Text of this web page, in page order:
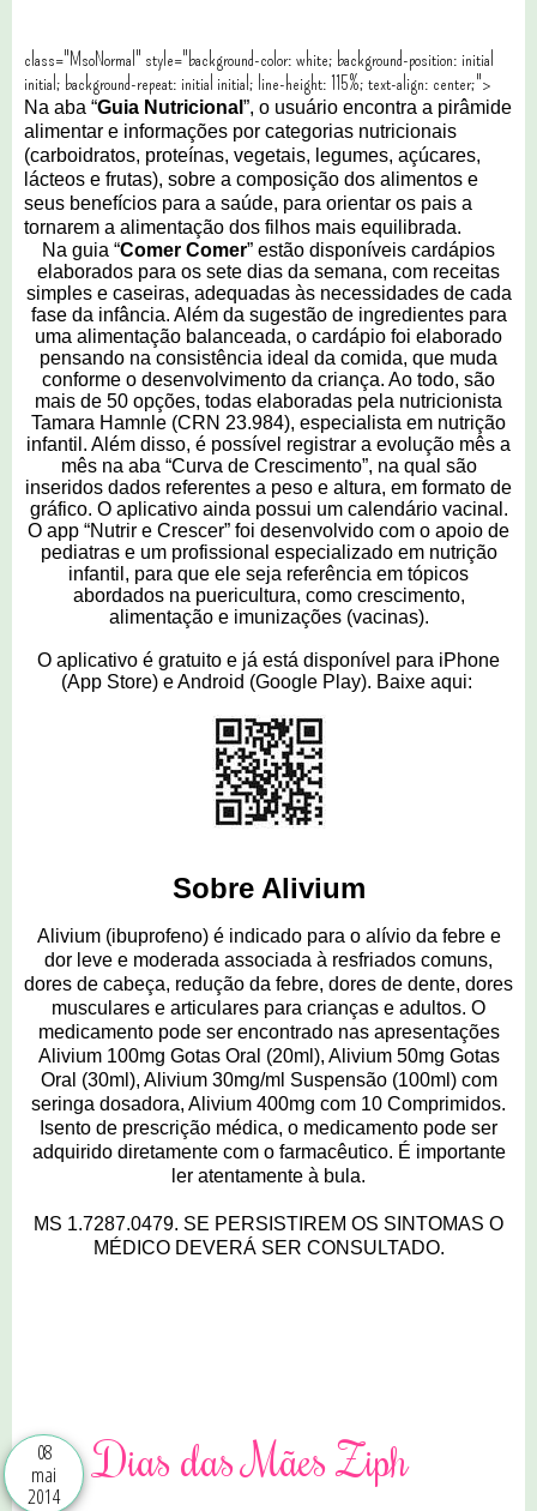
class="MsoNormal" style="background-color: white; background-position: initial
initial; background-repeat: initial initial; line-height: 115%; text-align: center;">
Na aba “Guia Nutricional ”, o usuário encontra a pirâmide
alimentar e informações por categorias nutricionais
(carboidratos, proteínas, vegetais, legumes, açúcares,
lácteos e frutas), sobre a composição dos alimentos e
seus benefícios para a saúde, para orientar os pais a
tornarem a alimentação dos filhos mais equilibrada.
Na guia “Comer Comer” estão disponíveis cardápios
elaborados para os sete dias da semana, com receitas
simples e caseiras, adequadas às necessidades de cada
fase da infância. Além da sugestão de ingredientes para
uma alimentação balanceada, o cardápio foi elaborado
pensando na consistência ideal da comida, que muda
conforme o desenvolvimento da criança. Ao todo, são
mais de 50 opções, todas elaboradas pela nutricionista
Tamara Hamnle (CRN 23.984), especialista em nutrição
infantil. Além disso, é possível registrar a evolução mês a
mês na aba “Curva de Crescimento”, na qual são
inseridos dados referentes a peso e altura, em formato de
gráfico. O aplicativo ainda possui um calendário vacinal.
O app “Nutrir e Crescer” foi desenvolvido com o apoio de
pediatras e um profissional especializado em nutrição
infantil, para que ele seja referência em tópicos
abordados na puericultura, como crescimento,
alimentação e imunizações (vacinas).
O aplicativo é gratuito e já está disponível para iPhone
(App Store) e Android (Google Play). Baixe aqui:
Sobre Alivium
Alivium (ibuprofeno) é indicado para o alívio da febre e
dor leve e moderada associada à resfriados comuns,
dores de cabeça, redução da febre, dores de dente, dores
musculares e articulares para crianças e adultos. O
medicamento pode ser encontrado nas apresentações
Alivium 100mg Gotas Oral (20ml), Alivium 50mg Gotas
Oral (30ml), Alivium 30mg/ml Suspensão (100ml) com
seringa dosadora, Alivium 400mg com 10 Comprimidos.
Isento de prescrição médica, o medicamento pode ser
adquirido diretamente com o farmacêutico. É importante
ler atentamente à bula.
MS 1.7287.0479. SE PERSISTIREM OS SINTOMAS O
MÉDICO DEVERÁ SER CONSULTADO.
08
mai
2014
Dias das Mães Ziph